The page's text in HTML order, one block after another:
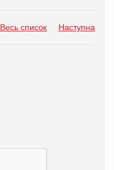
Весь список Наступна